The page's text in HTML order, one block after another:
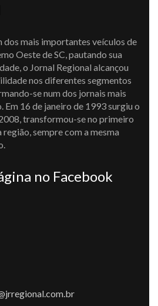
dos mais importantes veículos de
Oeste de SC, pautando sua
o Jornal Regional alcançou
nos diferentes segmentos
se num dos jornais mais
Em 16 de janeiro de 1993 surgiu o
transformou-se no primeiro
sempre com a mesma
no Facebook